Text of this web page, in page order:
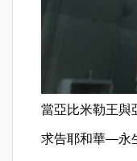
當亞比米勒王與
求告耶和華—永